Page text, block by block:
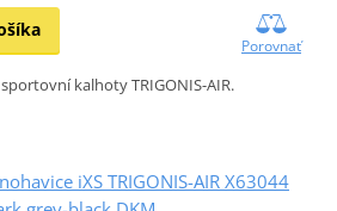
Porovnať
kalhoty TRIGONIS-AIR.
iXS TRIGONIS-AIR X63044